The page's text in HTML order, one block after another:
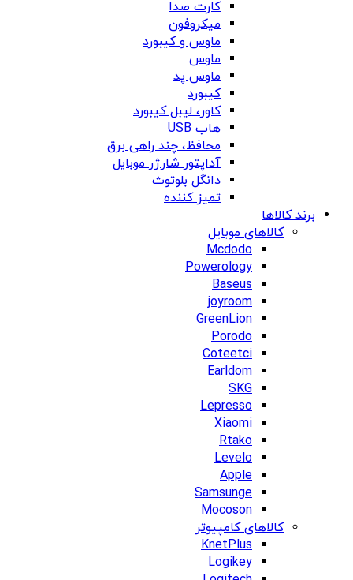
کارت صدا
میکروفون
ماوس و کیبورد
ماوس
ماوس پد
کیبورد
کاور، لیبل کیبورد
هاب USB
محافظ، چند راهی برق
آداپتور شارژر موبایل
دانگل بلوتوث
تمیز کننده
برند کالاها
کالاهای موبایل
Mcdodo
Powerology
Baseus
joyroom
GreenLion
Porodo
Coteetci
Earldom
SKG
Lepresso
Xiaomi
Rtako
Levelo
Apple
Samsunge
Mocoson
کالاهای کامپیوتر
KnetPlus
Logikey